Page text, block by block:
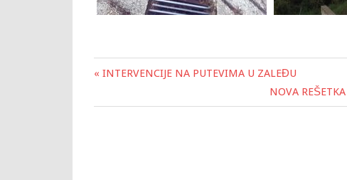
Post
navigation
« INTERVENCIJE NA PUTEVIMA U ZALEĐU
NOVA